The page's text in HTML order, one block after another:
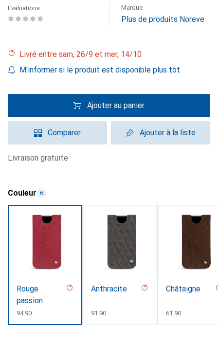
Évaluations Marque
Plus de produits Noreve
Livré entre sam, 26/9 et mer, 14/10
M'informer si le produit est disponible plus tôt
Ajouter au panier
Comparer Ajouter à la liste
livraison gratuite
Couleur 6
Rouge
passion
CHF
94.90
Anthracite
CHF
91.90
Châtaigne
CHF
61.90